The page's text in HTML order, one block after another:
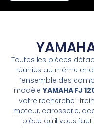
Toutes les pièces
réunies au même
l’ensemble des
modèleYAMAHA FJ
votre recherche :
moteur, carosserie,
pièce qu’il vous